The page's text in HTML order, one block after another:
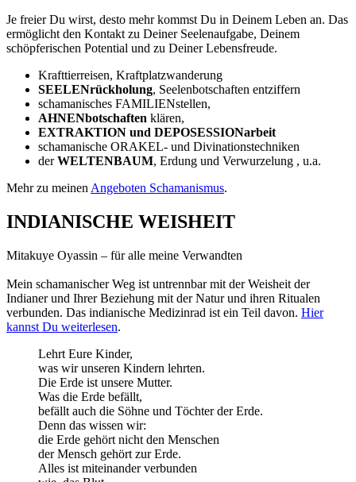
Je freier Du wirst, desto mehr kommst Du in Deinem Leben an. Das
ermöglicht den Kontakt zu Deiner Seelenaufgabe, Deinem
schöpferischen Potential und zu Deiner Lebensfreude.
Krafttierreisen, Kraftplatzwanderung
SEELENrückholung, Seelenbotschaften entziffern
schamanisches FAMILIENstellen,
AHNENbotschaften klären,
EXTRAKTION und DEPOSESSIONarbeit
schamanische ORAKEL- und Divinationstechniken
derWELTENBAUM, Erdung und Verwurzelung , u.a.
Mehr zu meinen Angeboten Schamanismus.
INDIANISCHE WEISHEIT
Mitakuye Oyassin – für alle meine Verwandten
Mein schamanischer Weg ist untrennbar mit der Weisheit der
Indianer und Ihrer Beziehung mit der Natur und ihren Ritualen
verbunden. Das indianische Medizinrad ist ein Teil davon. Hier
kannst Du weiterlesen.
Lehrt Eure Kinder,
was wir unseren Kindern lehrten.
Die Erde ist unsere Mutter.
Was die Erde befällt,
befällt auch die Söhne und Töchter der Erde.
Denn das wissen wir:
die Erde gehört nicht den Menschen
der Mensch gehört zur Erde.
Alles ist miteinander verbunden